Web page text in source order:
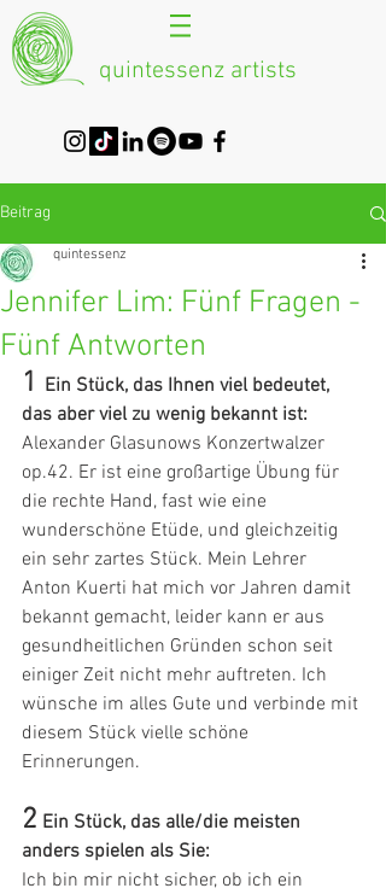
quintessenz artists
Beitrag
Jennifer Lim: Fünf Fragen -
Fünf Antworten
quintessenz
1 Ein Stück, das Ihnen viel bedeutet,
das aber viel zu wenig bekannt ist:
Alexander Glasunows Konzertwalzer
op.42. Er ist eine großartige Übung für
die rechte Hand, fast wie eine
wunderschöne Etüde, und gleichzeitig
ein sehr zartes Stück. Mein Lehrer
Anton Kuerti hat mich vor Jahren damit
bekannt gemacht, leider kann er aus
gesundheitlichen Gründen schon seit
einiger Zeit nicht mehr auftreten. Ich
wünsche im alles Gute und verbinde mit
diesem Stück vielle schöne
Erinnerungen.
2 Ein Stück, das alle/die meisten
anders spielen als Sie:
Ich bin mir nicht sicher, ob ich ein